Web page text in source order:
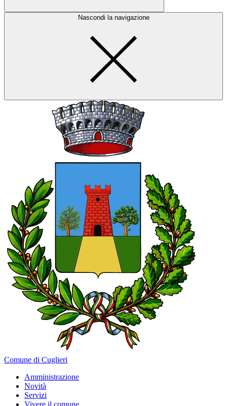
Nascondi la navigazione
Comune di Cuglieri
Amministrazione
Novità
Servizi
Vivere il comune